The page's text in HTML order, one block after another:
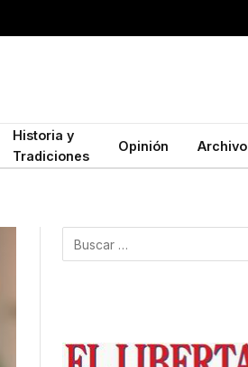
Historia y
Tradiciones
Opinión Archivo